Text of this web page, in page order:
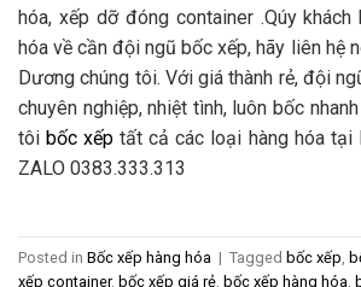
hóa, xếp dỡ đóng container .Qúy khách
hóa về cần đội ngũ bốc xếp, hãy liên hệ
Dương chúng tôi. Với giá thành rẻ, đội
chuyên nghiệp, nhiệt tình, luôn bốc
tôibốc xếp tất cả các loại hàng hóa tại
ZALO 0383.333.313
Posted in Bốc xếp hàng hóa | Tagged bốc xếp
xếp container, bốc xếp giá rẻ bốc xếp hàng hóa